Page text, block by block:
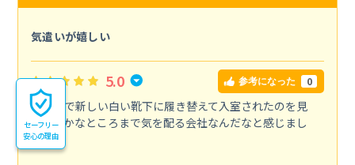
気遣いが嬉しい
5.0 参考になった 0
玄関先で新しい白い靴下に履き替えて入室されたのを見
て、細かなところまで気を配る会社なんだなと感じまし
た。
セーフリー
安心の理由